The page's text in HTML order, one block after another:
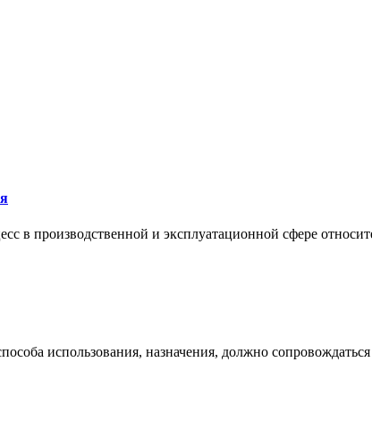
в производственной и эксплуатационной сфере
использования, назначения, должно